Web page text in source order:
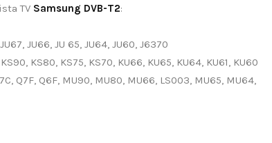
TV Samsung DVB-T2:
JU66, JU 65, JU64, JU60, J6370
KS80, KS75, KS70, KU66, KU65, KU64, KU61, KU60
Q7F, Q6F, MU90, MU80, MU66, LS003, MU65, MU64,